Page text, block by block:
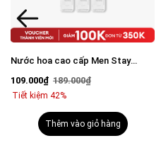
Nước hoa cao cấp Men Stay
Moss/Depth Veins Eau De Parfum
9ml
109.000₫ 189.000₫
Tiết kiệm 42%
Thêm vào giỏ hàng